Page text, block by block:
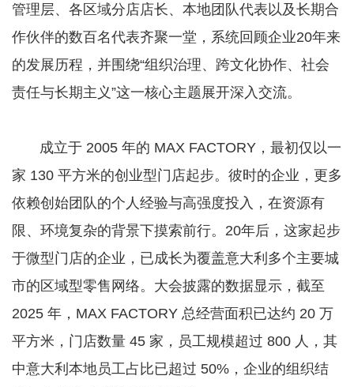
管理层、各区域分店店长、本地团队代表以及长期合
作伙伴的数百名代表齐聚一堂，系统回顾企业20年来
的发展历程，并围绕“组织治理、跨文化协作、社会
责任与长期主义”这一核心主题展开深入交流。
成立于 2005 年的 MAX FACTORY，最初仅以一
家 130 平方米的创业型门店起步。彼时的企业，更多
依赖创始团队的个人经验与高强度投入，在资源有
限、环境复杂的背景下摸索前行。20年后，这家起步
于微型门店的企业，已成长为覆盖意大利多个主要城
市的区域型零售网络。大会披露的数据显示，截至
2025 年，MAX FACTORY 总经营面积已达约 20 万
平方米，门店数量 45 家，员工规模超过 800 人，其
中意大利本地员工占比已超过 50%，企业的组织结